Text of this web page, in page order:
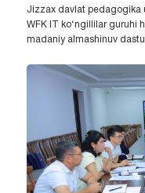
Jizzax davlat pedagogika
WFK IT ko‘ngillilar guruhi
madaniy almashinuv